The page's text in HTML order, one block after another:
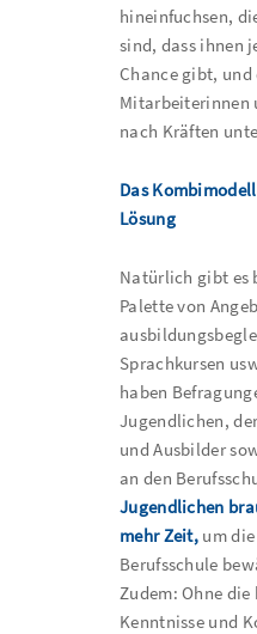
hineinfuchsen,
sind, dass ihnen
Chance gibt, und
Mitarbeiterinnen
nach Kräften
Das
Lösung
Natürlich gibt es
Palette von
Sprachkursen
haben
Jugendlichen,
und Ausbilder
an den
Jugendlichen
mehr Zeit, um
Berufsschule
Zudem: Ohne
Kenntnisse und